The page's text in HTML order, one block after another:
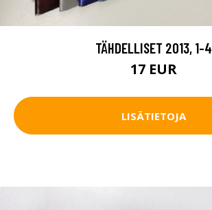
TÄHDELLISET 2013, 1-4
17 EUR
LISÄTIETOJA